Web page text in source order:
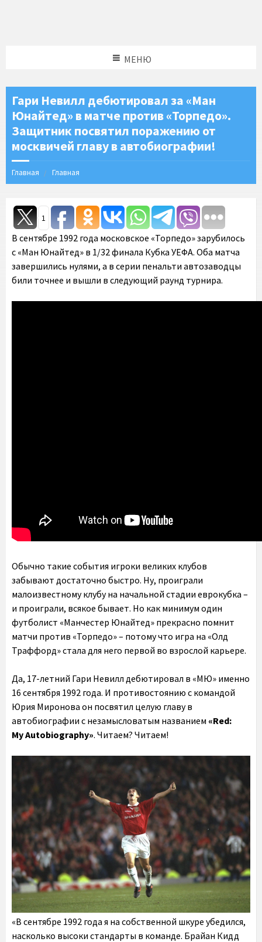
МЕНЮ
Гари Невилл дебютировал за «Ман
Юнайтед» в матче против «Торпедо».
Защитник посвятил поражению от
москвичей главу в автобиографии!
Главная Главная
1
В сентябре 1992 года московское «Торпедо» зарубилось
с «Ман Юнайтед» в 1/32 финала Кубка УЕФА. Оба матча
завершились нулями, а в серии пенальти автозаводцы
били точнее и вышли в следующий раунд турнира.
Обычно такие события игроки великих клубов
забывают достаточно быстро. Ну, проиграли
малоизвестному клубу на начальной стадии еврокубка –
и проиграли, всякое бывает. Но как минимум один
футболист «Манчестер Юнайтед» прекрасно помнит
матчи против «Торпедо» – потому что игра на «Олд
Траффорд» стала для него первой во взрослой карьере.
Да, 17-летний Гари Невилл дебютировал в «МЮ» именно
16 сентября 1992 года. И противостоянию с командой
Юрия Миронова он посвятил целую главу в
автобиографии с незамысловатым названием «Red:
My Autobiography». Читаем? Читаем!
«В сентябре 1992 года я на собственной шкуре убедился,
насколько высоки стандарты в команде. Брайан Кидд